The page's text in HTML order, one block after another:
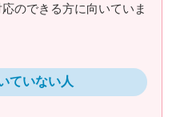
のできる方に向いていま
ていない人